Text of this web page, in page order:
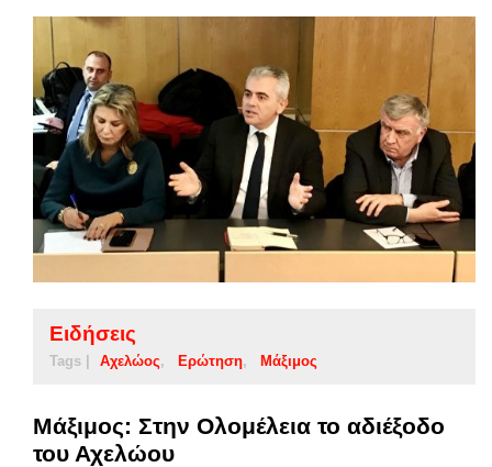
Ειδήσεις
Tags | Αχελώος Ερώτηση Μάξιμος
Μάξιμος: Στην Ολομέλεια το αδιέξοδο
του Αχελώου